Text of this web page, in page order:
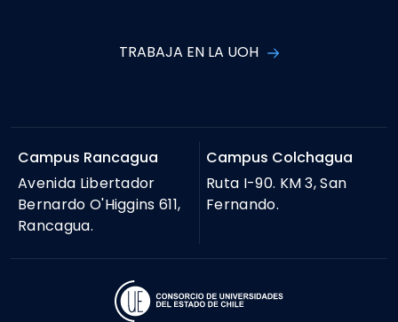
TRABAJA EN LA UOH
Campus Rancagua
Avenida Libertador
Bernardo O'Higgins 611,
Rancagua.
Campus Colchagua
Ruta I-90. KM 3, San
Fernando.